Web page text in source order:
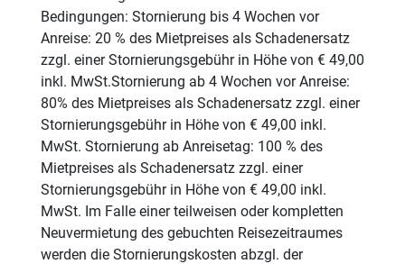
Bedingungen: Stornierung bis 4 Wochen vor
Anreise: 20 % des Mietpreises als Schadenersatz
zzgl. einer Stornierungsgebühr in Höhe von € 49,00
inkl. MwSt.Stornierung ab 4 Wochen vor Anreise:
80% des Mietpreises als Schadenersatz zzgl. einer
Stornierungsgebühr in Höhe von € 49,00 inkl.
MwSt. Stornierung ab Anreisetag: 100 % des
Mietpreises als Schadenersatz zzgl. einer
Stornierungsgebühr in Höhe von € 49,00 inkl.
MwSt. Im Falle einer teilweisen oder kompletten
Neuvermietung des gebuchten Reisezeitraumes
werden die Stornierungskosten abzgl. der